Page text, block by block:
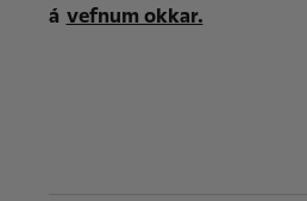
á vefnum okkar.